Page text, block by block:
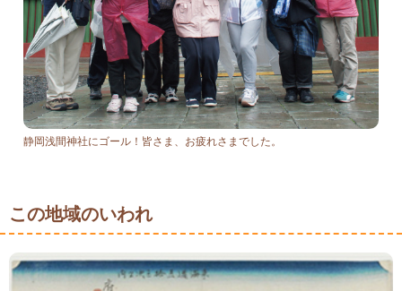
静岡浅間神社にゴール！皆さま、お疲れさまでした。
この地域のいわれ